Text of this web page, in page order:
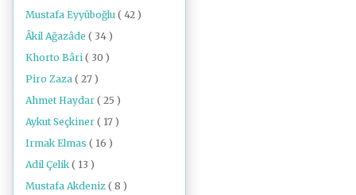
Mustafa Eyyüboğlu ( 42 )
Âkil Ağazâde ( 34 )
Khorto Bâri ( 30 )
Piro Zaza ( 27 )
Ahmet Haydar ( 25 )
Aykut Seçkiner ( 17 )
Irmak Elmas ( 16 )
Adil Çelik ( 13 )
Mustafa Akdeniz ( 8 )